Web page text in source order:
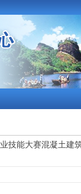
技能大赛混凝土建